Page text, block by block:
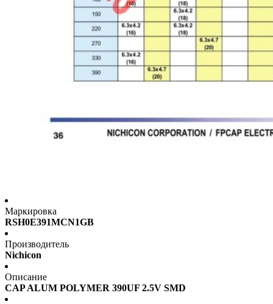
Маркировка
RSH0E391MCN1GB
Производитель
Nichicon
Описание
CAP ALUM POLYMER 390UF 2.5V SMD